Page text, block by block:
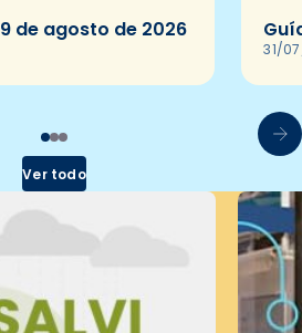
de agosto de 2026
31/
Ver todo